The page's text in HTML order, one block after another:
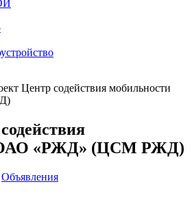
Центр содействия мобильности
ОАО «РЖД» (ЦСМ РЖД)
Объявления